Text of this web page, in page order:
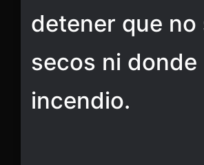
detener que no
secos ni
incendio.